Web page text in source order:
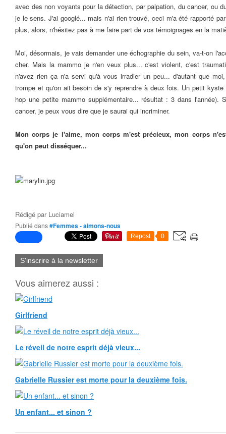
avec des non voyants pour la détection, par palpation, du cancer, ou
je le sens. J'ai googlé... mais n'ai rien trouvé, ceci m'a été rapporté
plus, alors, n'hésitez pas à me faire part de vos témoignages en la
Moi, désormais, je vais demander une échographie du sein, va-t-on
cher. Mais la mammo je n'en veux plus... c'est violent, c'est
n'avez rien ça n'a servi qu'à vous irradier un peu... d'autant que
trompe et qu'on ait besoin de s'y reprendre à deux fois. Un petit
hop une petite mammo supplémentaire... résultat : 3 dans l'année).
cancer, je peux vous dire que je saurai qui incriminer.
Mon corps je l'aime, mon corps m'est précieux, mon corps
qu'on peut disséquer...
Rédigé par Luciamel
Publié dans#Femmes - aimons-nous
Repost 0
S'inscrire à la newsletter
Vous aimerez aussi :
Girlfriend
Le réveil de notre esprit déjà vieux...
Gabrielle Russier est morte pour la deuxième fois.
Un enfant... et sinon ?